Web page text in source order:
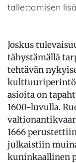
tallettamisen
Joskus
tähystämällä
tehtävän
asioita on
1600-luvulla.
1666
julkaistiin
kuninkaallinen